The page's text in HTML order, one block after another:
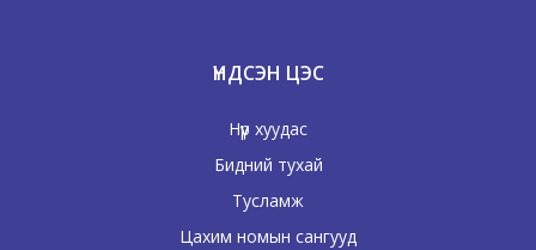
ҮНДСЭН ЦЭС
Нүүр хуудас
Бидний тухай
Тусламж
Цахим номын сангууд